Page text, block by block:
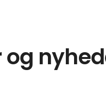
og